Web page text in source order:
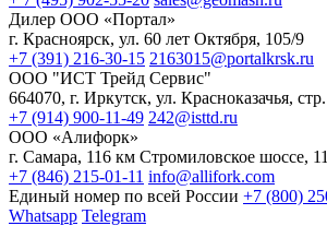
Дилер ООО «Портал»
г. Красноярск, ул. 60 лет Октября, 105/9
+7 (391) 216-30-15 2163015@portalkrsk.ru
ООО "ИСТ Трейд Сервис"
664070, г. Иркутск, ул. Красноказачья,
+7 (914) 900-11-49 242@isttd.ru
ООО «Алифорк»
г. Самара, 116 км Стромиловское шоссе, 11
+7 (846) 215-01-11 info@allifork.com
Единый номер по всей России +7 (800)
Whatsapp Telegram